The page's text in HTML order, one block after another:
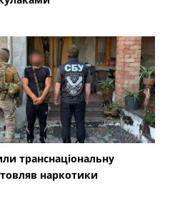
транснаціональну
наркотики